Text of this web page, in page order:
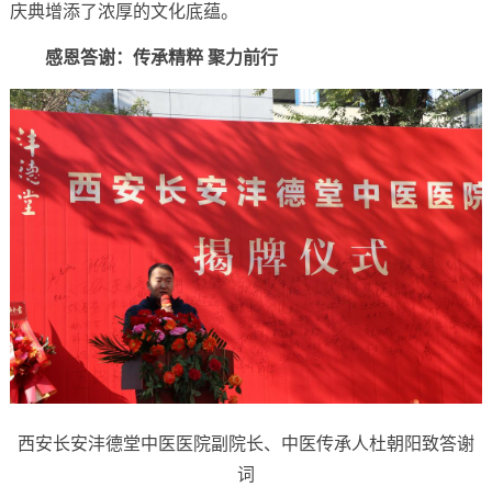
庆典增添了浓厚的文化底蕴。
感恩答谢：传承精粹 聚力前行
西安长安沣德堂中医医院副院长、中医传承人杜朝阳致答谢
词